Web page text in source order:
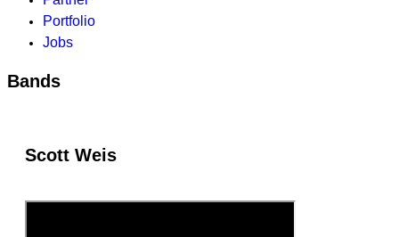
Portfolio
Jobs
Bands
Scott Weis